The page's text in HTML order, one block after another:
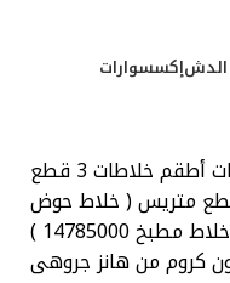
إكسسوارات
أطقم خلاطات 3 قطع
مسبق ) طقم خلاطات 3 قطع متريس ( خلاط حوض
31080006 خلاط بانيو 31480006 خلاط مطبخ 14785000 )
كروم من هانز جروهى